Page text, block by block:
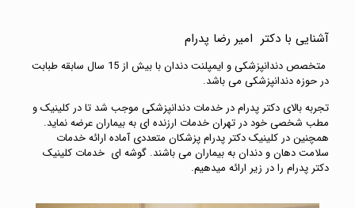
آشنایی با دکتر امیر رضا پدرام
متخصص دندانپزشکی و ایمپلنت دندان با بیش از 15 سال سابقه طبابت
در حوزه دندانپزشکی می باشد.
تجربه بالای دکتر پدرام در خدمات دندانپزشکی موجب شد تا در کلینیک و
مطب شخصی خود در تهران خدمات ارزنده ای به بیماران عرضه نماید.
همچنین در کلینیک دکتر پدرام پزشکان متعددی آماده ارائه خدمات
سلامت دهان و دندان به بیماران می باشند. گوشه ای خدمات کلینیک
دکتر پدرام را در زیر ارائه میدهیم.